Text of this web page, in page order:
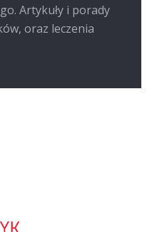
Artykuły i porady
oraz leczenia